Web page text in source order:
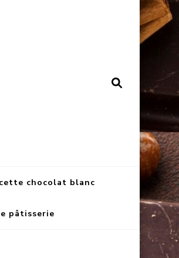
chocolat blanc
pâtisserie